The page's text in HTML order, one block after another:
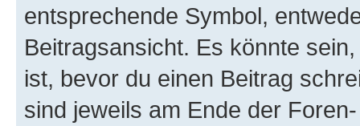
entsprechende Symbol,
Beitragsansicht. Es könnte
ist, bevor du einen Beitrag
sind jeweils am Ende der